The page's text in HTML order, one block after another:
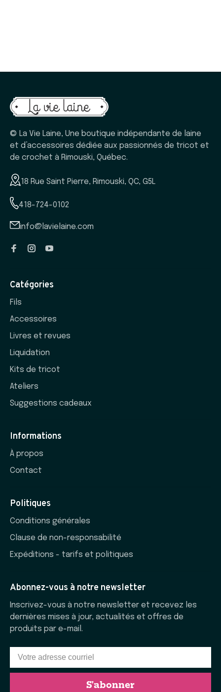
© La Vie Laine, Une boutique indépendante de laine
et d’accessoires dédiée aux passionnés de tricot et
de crochet à Rimouski, Québec.
18 Rue Saint Pierre, Rimouski, QC, G5L
418-724-0102
info@lavielaine.com
Catégories
Fils
Accessoires
Livres et revues
Liquidation
Kits de tricot
Ateliers
Suggestions cadeaux
Informations
À propos
Contact
Politiques
Conditions générales
Clause de non-responsabilité
Expéditions - tarifs et politiques
Abonnez-vous à notre newsletter
Inscrivez-vous à notre newsletter et recevez les
dernières mises à jour, actualités et offres de
produits par e-mail.
S'abonner